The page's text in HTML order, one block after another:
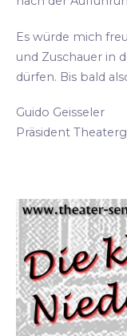
Es würde mich
und Zuschauer in
dürfen. Bis bald
Guido Geisseler
Präsident